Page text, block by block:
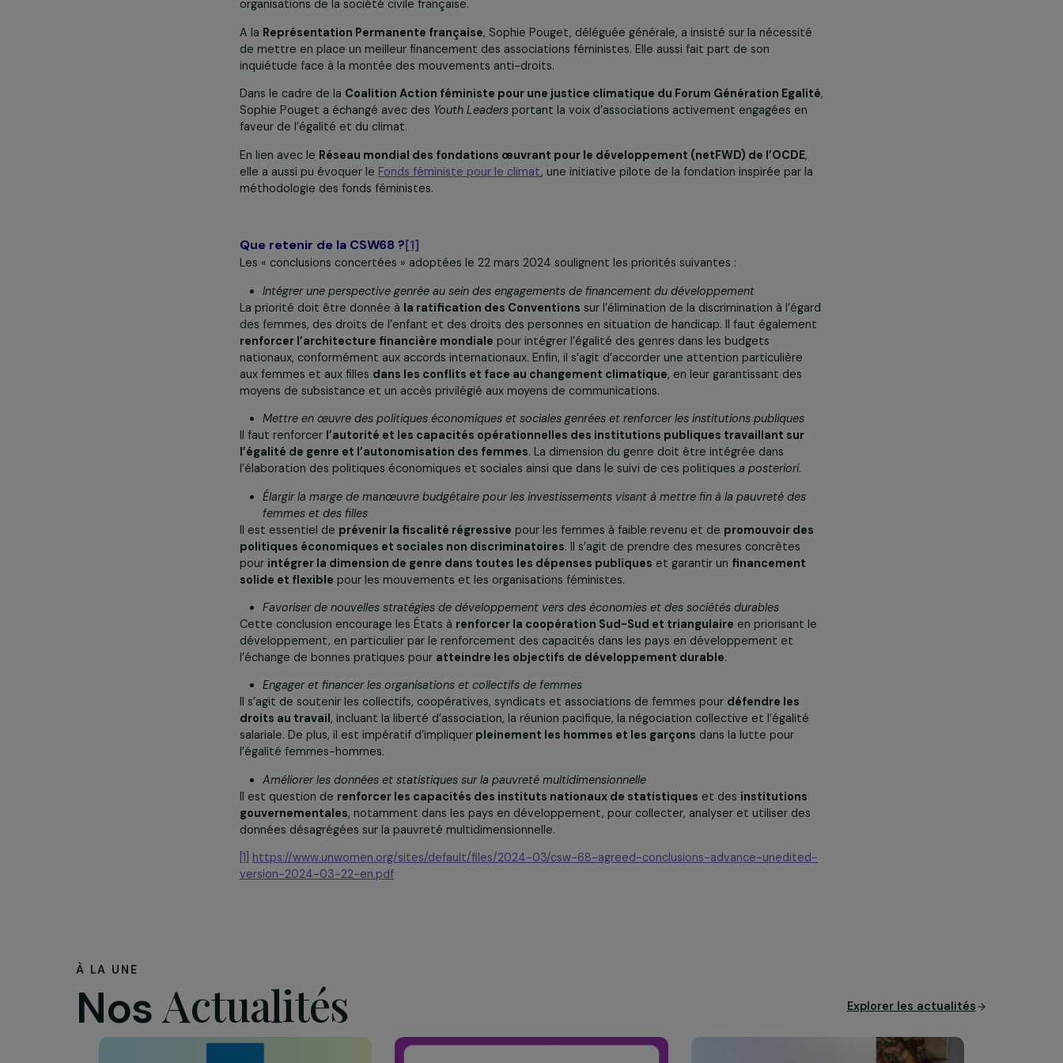
La Fondation y était !
La Fondation-RAJA Danièle Marcovici a participé à la délégation officielle française, aux côtés de plusieurs
A laReprésentation Permanente française, Sophie Pouget, déléguée générale, a insisté sur la nécessité
de mettre en place un meilleur financement des associations féministes. Elle aussi fait part de son
inquiétude face à la montée des mouvements anti-droits.
Dans le cadre de laCoalition Action féministe pour une justice climatique du Forum Génération Egalité
En lien avec leRéseau mondial des fondations œuvrant pour le développement (netFWD) de l’OCDE
elle a aussi pu évoquer leFonds féministe pour le climat, une initiative pilote de la fondation inspirée par la
méthodologie des fonds féministes.
Que retenir de la CSW68 ?[1]
Les « conclusions concertées » adoptées le 22 mars 2024 soulignent les priorités suivantes :
Intégrer une perspective genrée au sein des engagements de financement du développement
La priorité doit être donnée àla ratification des Conventionssur l’élimination de la discrimination à l’égard
des femmes, des droits de l’enfant et des droits des personnes en situation de handicap. Il faut également
renforcer l’architecture financière mondiale pour intégrer l’égalité des genres dans les budgets
nationaux, conformément aux accords internationaux. Enfin, il s’agit d’accorder une attention particulière
aux femmes et aux fillesdans les conflits et face au changement climatique, en leur garantissant des
moyens de subsistance et un accès privilégié aux moyens de communications.
Mettre en œuvre des politiques économiques et sociales genrées et renforcer les institutions publiques
Il faut renforcerl’autorité et les capacités opérationnelles des institutions publiques travaillant sur
l’égalité de genre et l’autonomisation des femmes. La dimension du genre doit être intégrée dans
l’élaboration des politiques économiques et sociales ainsi que dans le suivi de ces politiques
Élargir la marge de manœuvre budgétaire pour les investissements visant à mettre fin à la pauvreté des
femmes et des filles
Il est essentiel de
prévenir la fiscalité régressive pour les femmes à faible revenu et de
politiques économiques et sociales non discriminatoires
pourintégrer la dimension de genre dans toutes les dépenses publiques et garantir un
solide et flexiblepour les mouvements et les organisations féministes.
Favoriser de nouvelles stratégies de développement vers des économies et des sociétés durables
Cette conclusion encourage les États à
renforcer la coopération Sud-Sud et triangulaire
développement, en particulier par le renforcement des capacités dans les pays en développement et
l’échange de bonnes pratiques pouratteindre les objectifs de développement durable.
Engager et financer les organisations et collectifs de femmes
Il s’agit de soutenir les collectifs, coopératives, syndicats et associations de femmes pourdéfendre les
droits au travail, incluant la liberté d’association, la réunion pacifique, la négociation collective et l’égalité
données désagrégées sur la pauvreté multidimensionnelle.
version-2024-03-22-en.pdf